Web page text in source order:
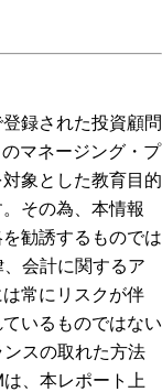
録された投資顧問
マネージング・プ
象とした教育目的
その為、本情報
勧誘するものでは
会計に関するア
常にリスクが伴
いるものではない
スの取れた方法
、本レポート上